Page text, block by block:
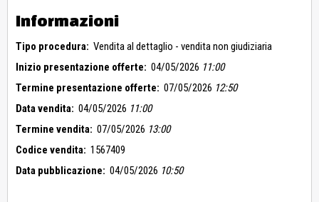
Informazioni
Tipo procedura: Vendita al dettaglio - vendita non giudiziaria
Inizio presentazione offerte: 04/05/2026 11:00
Termine presentazione offerte: 07/05/2026 12:50
Data vendita: 04/05/2026 11:00
Termine vendita: 07/05/2026 13:00
Codice vendita: 1567409
Data pubblicazione: 04/05/2026 10:50